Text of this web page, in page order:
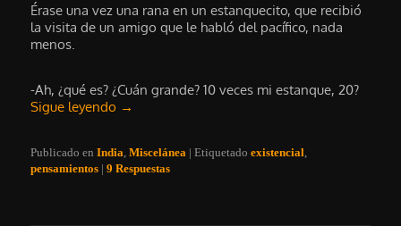
Érase una vez una rana en un estanquecito, que recibió
la visita de un amigo que le habló del pacífico, nada
menos.
-Ah, ¿qué es? ¿Cuán grande? 10 veces mi estanque, 20?
Sigue leyendo →
Publicado en India ,Miscelánea |Etiquetado existencial
pensamientos |9 Respuestas